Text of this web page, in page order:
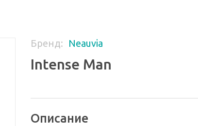
Бренд: Neauvia
Intense Man
Описание